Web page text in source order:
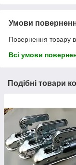
Умови
Повернення товару
Всі умови
Подібні товари